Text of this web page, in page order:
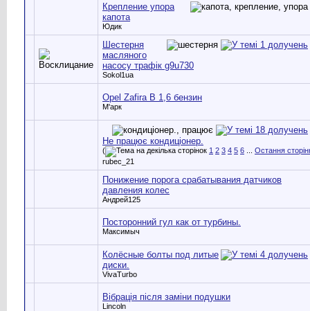
Крепление упора
капота
Юдик
Шестерня
масляного
насосу трафік g9u730
Sokol1ua
Opel Zafira В 1,6 бензин
М'арк
Не працює кондиціонер.
( 1 2 3 4 5 6
Остання
rubec_21
Понижение порога срабатывания датчиков
давления колес
Андрей125
Посторонний гул как от турбины.
Максимыч
Колёсные болты под литые
диски.
VivaTurbo
Вібрація після заміни подушки
Lincoln